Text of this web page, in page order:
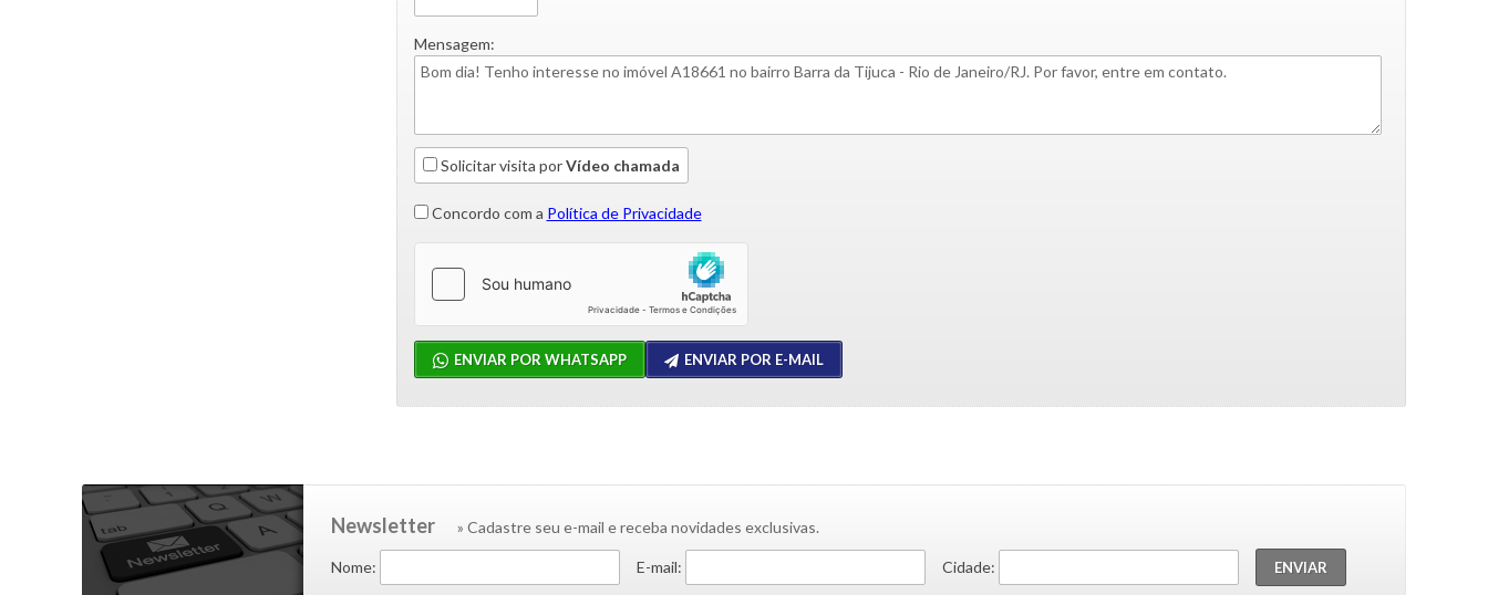
Mensagem:
Solicitar visita porVídeo chamada
Concordo com a Política de Privacidade
ENVIAR POR WHATSAPP ENVIAR POR E-MAIL
Newsletter » Cadastre seu e-mail e receba novidades exclusivas.
Nome: E-mail: Cidade: